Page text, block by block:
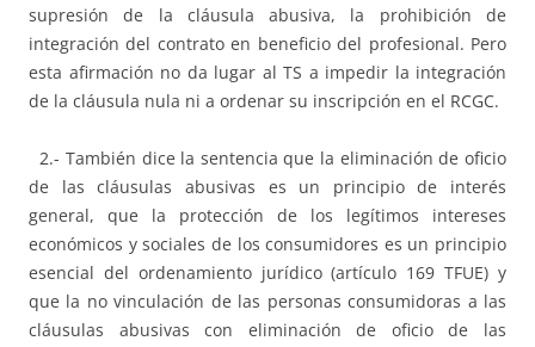
supresión de la cláusula abusiva, la prohibición de
integración del contrato en beneficio del profesional. Pero
esta afirmación no da lugar al TS a impedir la integración
de la cláusula nula ni a ordenar su inscripción en el RCGC.
2.- También dice la sentencia que la eliminación de oficio
de las cláusulas abusivas es un principio de interés
general, que la protección de los legítimos intereses
económicos y sociales de los consumidores es un principio
esencial del ordenamiento jurídico (artículo 169 TFUE) y
que la no vinculación de las personas consumidoras a las
cláusulas abusivas con eliminación de oficio de las